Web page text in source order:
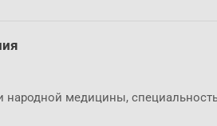
народной медицины,